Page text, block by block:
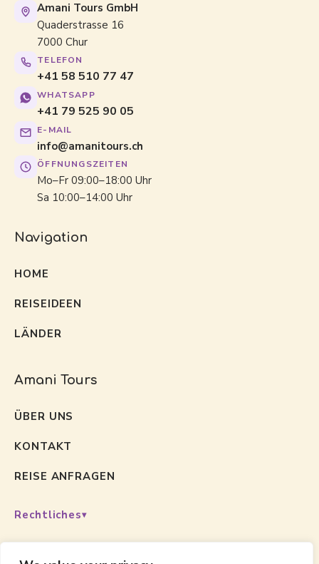
Amani Tours GmbH
Quaderstrasse 16
7000 Chur
TELEFON
+41 58 510 77 47
WHATSAPP
+41 79 525 90 05
E-MAIL
info@amanitours.ch
ÖFFNUNGSZEITEN
Mo–Fr 09:00–18:00 Uhr
Sa 10:00–14:00 Uhr
Navigation
HOME
REISEIDEEN
LÄNDER
Amani Tours
ÜBER UNS
KONTAKT
REISE ANFRAGEN
Rechtliches
Folgen Sie uns